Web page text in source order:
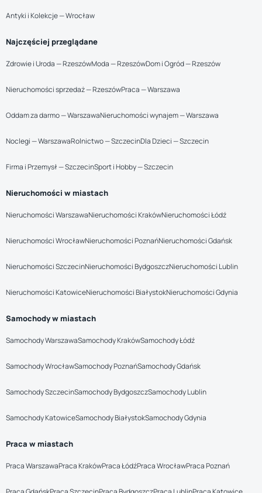
Antyki i Kolekcje — Wrocław
Najczęściej przeglądane
Zdrowie i Uroda — RzeszówModa — RzeszówDom i Ogród — Rzeszów
Nieruchomości sprzedaż — RzeszówPraca — Warszawa
Oddam za darmo — WarszawaNieruchomości wynajem — Warszawa
Noclegi — WarszawaRolnictwo — SzczecinDla Dzieci — Szczecin
Firma i Przemysł — SzczecinSport i Hobby — Szczecin
Nieruchomości w miastach
Nieruchomości WarszawaNieruchomości KrakówNieruchomości Łódź
Nieruchomości WrocławNieruchomości PoznańNieruchomości Gdańsk
Nieruchomości SzczecinNieruchomości BydgoszczNieruchomości Lublin
Nieruchomości KatowiceNieruchomości BiałystokNieruchomości Gdynia
Samochody w miastach
Samochody WarszawaSamochody KrakówSamochody Łódź
Samochody WrocławSamochody PoznańSamochody Gdańsk
Samochody SzczecinSamochody BydgoszczSamochody Lublin
Samochody KatowiceSamochody BiałystokSamochody Gdynia
Praca w miastach
Praca WarszawaPraca KrakówPraca ŁódźPraca WrocławPraca Poznań